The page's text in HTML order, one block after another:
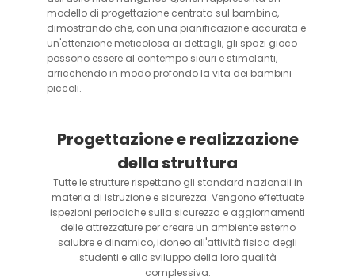
modello di progettazione centrata sul bambino,
dimostrando che, con una pianificazione accurata e
un'attenzione meticolosa ai dettagli, gli spazi gioco
possono essere al contempo sicuri e stimolanti,
arricchendo in modo profondo la vita dei bambini
piccoli.
Progettazione e realizzazione
della struttura
Tutte le strutture rispettano gli standard nazionali in
materia di istruzione e sicurezza. Vengono effettuate
ispezioni periodiche sulla sicurezza e aggiornamenti
delle attrezzature per creare un ambiente esterno
salubre e dinamico, idoneo all'attività fisica degli
studenti e allo sviluppo della loro qualità
complessiva.